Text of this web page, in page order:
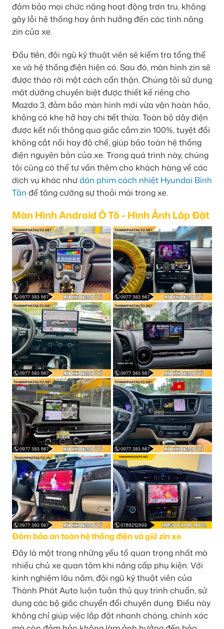
đảm bảo mọi chức năng hoạt động trơn tru, không
gây lỗi hệ thống hay ảnh hưởng đến các tính năng
zin của xe.
Đầu tiên, đội ngũ kỹ thuật viên sẽ kiểm tra tổng thể
xe và hệ thống điện hiện có. Sau đó, màn hình zin sẽ
được tháo rời một cách cẩn thận. Chúng tôi sử dụng
mặt dưỡng chuyên biệt được thiết kế riêng cho
Mazda 3, đảm bảo màn hình mới vừa vặn hoàn hảo,
không có khe hở hay chi tiết thừa. Toàn bộ dây điện
được kết nối thông qua giắc cắm zin 100%, tuyệt đối
không cắt nối hay độ chế, giúp bảo toàn hệ thống
điện nguyên bản của xe. Trong quá trình này, chúng
tôi cũng có thể tư vấn thêm cho khách hàng về các
dịch vụ khác nhưdán phim cách nhiệt Hyundai Bình
Tân để tăng cường sự thoải mái trong xe.
Màn Hình Android Ô Tô - Hình Ảnh Lắp Đặt
Đảm bảo an toàn hệ thống điện và giữ zin xe
Đây là một trong những yếu tố quan trọng nhất mà
nhiều chủ xe quan tâm khi nâng cấp phụ kiện. Với
kinh nghiệm lâu năm, đội ngũ kỹ thuật viên của
Thành Phát Auto luôn tuân thủ quy trình chuẩn, sử
dụng các bộ giắc chuyển đổi chuyên dụng. Điều này
không chỉ giúp việc lắp đặt nhanh chóng, chính xác